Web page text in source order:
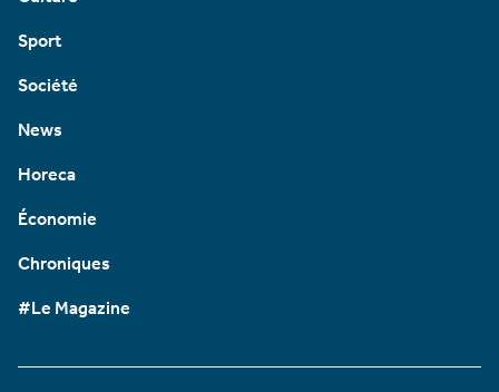
Sport
Société
News
Horeca
Économie
Chroniques
#Le Magazine